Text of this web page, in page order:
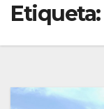
Etiqueta: